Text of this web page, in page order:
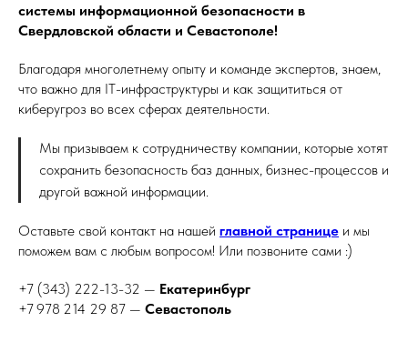
системы информационной безопасности в
Свердловской области и Севастополе!
Благодаря многолетнему опыту и команде экспертов, знаем,
что важно для IT-инфраструктуры и как защититься от
киберугроз во всех сферах деятельности.
Мы призываем к сотрудничеству компании, которые хотят
сохранить безопасность баз данных, бизнес-процессов и
другой важной информации.
Оставьте свой контакт на нашей главной странице и мы
поможем вам с любым вопросом! Или позвоните сами :)
+7 (343) 222-13-32 — Екатеринбург
+7 978 214 29 87 — Севастополь